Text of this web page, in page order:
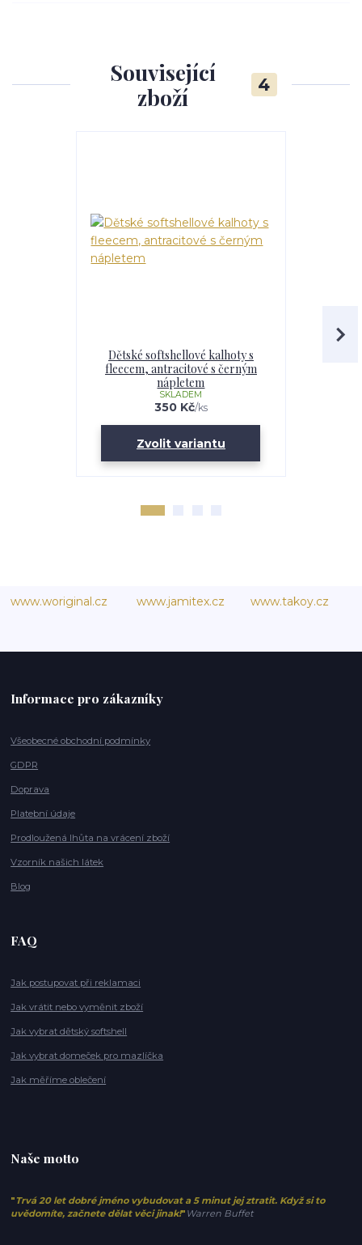
Související
zboží
4
Dětské softshellové kalhoty s
fleecem, antracitové s černým
nápletem
350 Kč/ks
SKLADEM
Zvolit variantu
www.woriginal.cz www.jamitex.cz www.takoy.cz
Informace pro zákazníky
Všeobecné obchodní podmínky
GDPR
Doprava
Platební údaje
Prodloužená lhůta na vrácení zboží
Vzorník našich látek
Blog
FAQ
Jak postupovat při reklamaci
Jak vrátit nebo vyměnit zboží
Jak vybrat dětský softshell
Jak vybrat domeček pro mazlíčka
Jak měříme oblečení
Naše motto
" Trvá 20 let dobré jméno vybudovat a 5 minut jej ztratit. Když si to
uvědomíte, začnete dělat věci jinak!" Warren Buffet